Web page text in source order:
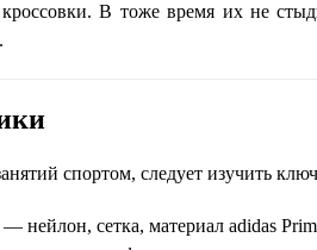
В тоже время их не
спортом, следует изучить
нейлон, сетка, материал adidas